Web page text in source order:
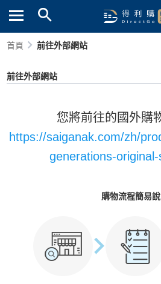
首頁 前往外部網站
前往外部網站
您將前往的國外購
https://saiganak.com/zh/
generations-
購物流程簡易說